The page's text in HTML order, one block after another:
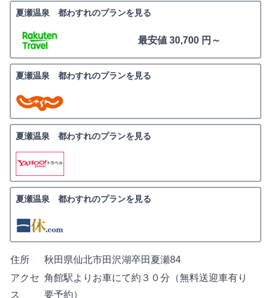
夏瀬温泉 都わすれのプランを見る
最安値 30,700 円～
夏瀬温泉 都わすれのプランを見る
夏瀬温泉 都わすれのプランを見る
夏瀬温泉 都わすれのプランを見る
住所
秋田県仙北市田沢湖卒田夏瀬84
アクセ
ス
角館駅よりお車にて約３０分（無料送迎車有り
要予約）